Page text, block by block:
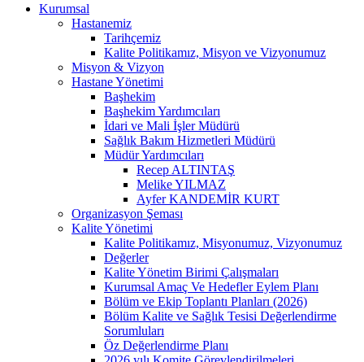
Kurumsal
Hastanemiz
Tarihçemiz
Kalite Politikamız, Misyon ve Vizyonumuz
Misyon & Vizyon
Hastane Yönetimi
Başhekim
Başhekim Yardımcıları
İdari ve Mali İşler Müdürü
Sağlık Bakım Hizmetleri Müdürü
Müdür Yardımcıları
Recep ALTINTAŞ
Melike YILMAZ
Ayfer KANDEMİR KURT
Organizasyon Şeması
Kalite Yönetimi
Kalite Politikamız, Misyonumuz, Vizyonumuz
Değerler
Kalite Yönetim Birimi Çalışmaları
Kurumsal Amaç Ve Hedefler Eylem Planı
Bölüm ve Ekip Toplantı Planları (2026)
Bölüm Kalite ve Sağlık Tesisi Değerlendirme
Sorumluları
Öz Değerlendirme Planı